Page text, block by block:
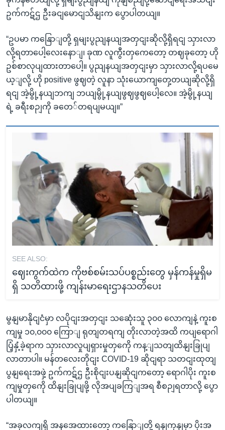
ဥက်ကဋ်ဌ ဦးခငျမောငျသိနျးက ပွောပါတယျ။
“ဥပမာ ကနြောျတို့ ရှမျးပွညျနယျအတှငျးဆိုလို့ရှိရငျ သှားလာ
လို့ရတာပေါ့လေးနောျ၊ ခုဏ လူကွီးတှကေတော့ တဈခုတော့ ဟို
ဥစ်စာလုပျထားတာပေါ့။ ပွညျနယျအတှငျးမှာ သှားလာလို့ရပမေ
ယ့ျလို့ ဟို positive ဖွဈတဲ့ လူနာ သုံးယောကျတှေ့တယျဆိုလို့ရှိ
ရငျ အဲ့မွို့နယျဘကျ ဘယျမွို့နယျဖွဈဖွဈပေါ့လေ။ အဲ့မွို့နယျ
ရဲ့ ခရီးစဉျကို ခတေ်တရပျမယျ။”
SEE ALSO:
ဈေးကွက်ထဲက ကိုဗစ်စမ်းသပ်ပစ္စည်းတွေ မှန်ကန်မှုရှိမ
ရှိ သတိထားဖို့ ကျန်းမာရေးဌာနသတိပေး
မွနျမာနိုငျငံမှာ လပိုငျးအတှငျး သဆေုံးသူ ၃၀၀ လောကျနဲ့ ကူးစ
ကျမှု ၁၀,၀၀၀ ကြောျ ရုတျတရကျ တိုးလာတဲ့အထိ ကပျရောဂါ
ပြံ့နှံ့ခဲ့ရာက သှားလာလှုပျရှားမှုတှကေို ကန့ျသတျထိနျးခြုပျ
လာတာပါ။ မန်တလေးတိုငျး COVID-19 ဆိုငျရာ သတငျးထုတျ
ပွနျရေးအဖှဲ့ ဥက်ကဋ်ဌ ဦးစိုငျးပနျဆိုငျကတော့ ရောဂါပိုး ကူးစ
ကျမှုတှကေို ထိနျးခြုပျဖို့ လိုအပျခကြျအရ စီစဉျရတာလို့ ပွော
ပါတယျ။
“အခုလကျရှိ အနအေထားတော့ ကနြောျတို့ ရနျကုနျမှာ ပိုးအ